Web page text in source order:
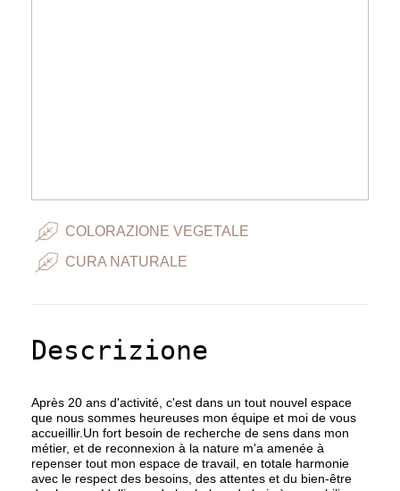
COLORAZIONE VEGETALE
CURA NATURALE
Descrizione
Après 20 ans d'activité, c'est dans un tout nouvel espace
que nous sommes heureuses mon équipe et moi de vous
accueillir.Un fort besoin de recherche de sens dans mon
métier, et de reconnexion à la nature m'a amenée à
repenser tout mon espace de travail, en totale harmonie
avec le respect des besoins, des attentes et du bien-être